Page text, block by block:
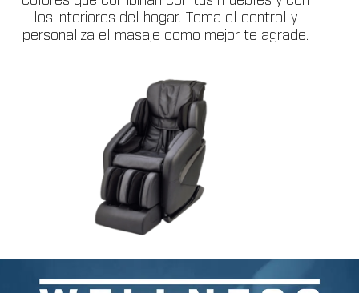
los interiores del hogar. Toma el control y
personaliza el masaje como mejor te agrade.